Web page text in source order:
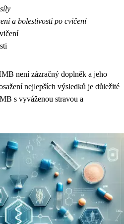
a bolestivosti po cvičení
není zázračný doplněk a jeho
nejlepších výsledků je důležité
s vyváženou stravou a